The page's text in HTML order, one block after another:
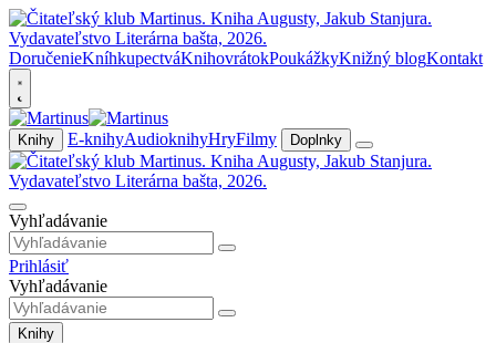
DoručenieKníhkupectváKnihovrátokPoukážkyKnižný blogKontakt
Knihy E-knihyAudioknihyHryFilmy Doplnky
Vyhľadávanie
Prihlásiť
Vyhľadávanie
Knihy